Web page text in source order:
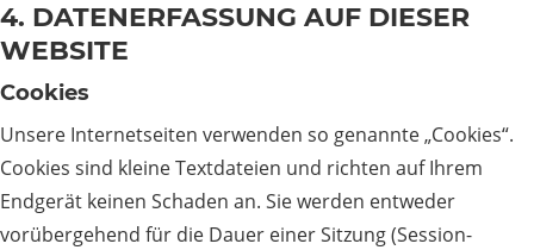
4. DATENERFASSUNG AUF DIESER
WEBSITE
Cookies
Unsere Internetseiten verwenden so genannte „Cookies“.
Cookies sind kleine Textdateien und richten auf Ihrem
Endgerät keinen Schaden an. Sie werden entweder
vorübergehend für die Dauer einer Sitzung (Session-